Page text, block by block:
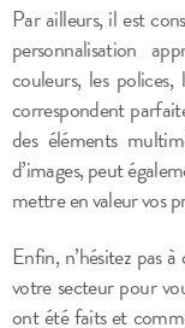
Par ailleurs, il est
personnalisation
couleurs, les
correspondent
des éléments
d’images, peut
mettre en valeur vos
Enfin, n’hésitez pas
votre secteur pour
ont été faits et